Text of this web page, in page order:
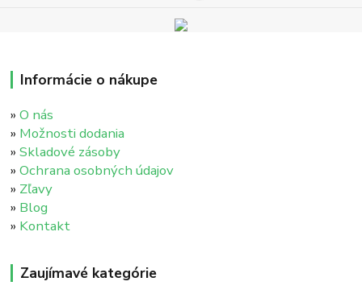
Informácie o nákupe
»O nás
» Možnosti dodania
»Skladové zásoby
»Ochrana osobných údajov
» Zľavy
» Blog
» Kontakt
Zaujímavé kategórie